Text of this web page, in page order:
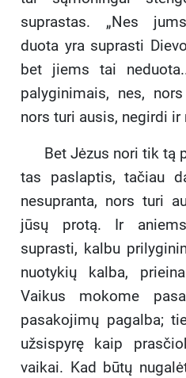
suprastas. „Nes
duota yra suprasti
bet jiems tai
palyginimais, nes,
nors turi ausis, negirdi ir
Bet Jėzus nori tik tą
tas paslaptis, tačiau
nesupranta, nors turi
jūsų protą. Ir
suprasti, kalbu
nuotykių kalba,
Vaikus mokome
pasakojimų pagalba;
užsispyrę kaip
vaikai. Kad būtų